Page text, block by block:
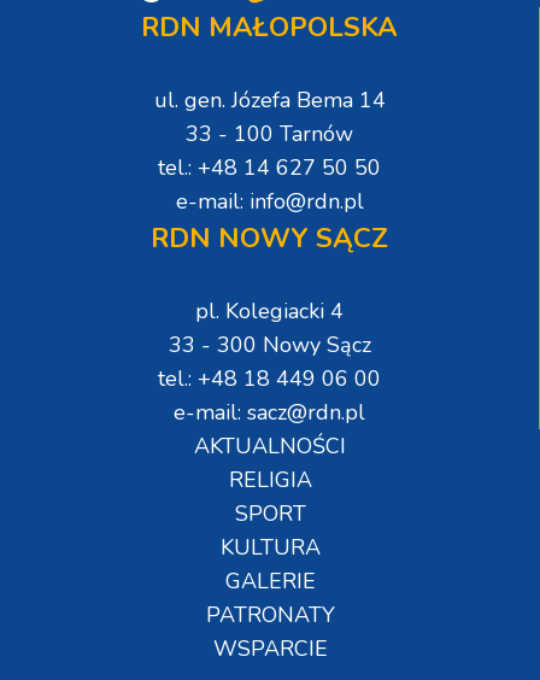
RDN MAŁOPOLSKA
ul. gen. Józefa Bema 14
33 - 100 Tarnów
tel.: +48 14 627 50 50
e-mail: info@rdn.pl
RDN NOWY SĄCZ
pl. Kolegiacki 4
33 - 300 Nowy Sącz
tel.: +48 18 449 06 00
e-mail: sacz@rdn.pl
AKTUALNOŚCI
RELIGIA
SPORT
KULTURA
GALERIE
PATRONATY
WSPARCIE